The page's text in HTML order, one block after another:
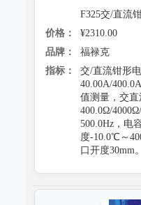
F325交/直流
价格：
¥2310.00
品牌：
福禄克
指标：
交/直流钳形
40.00A/
值测量，交直
400.0Ω/
500.0Hz，电
度-10.0℃～
口开度30mm。